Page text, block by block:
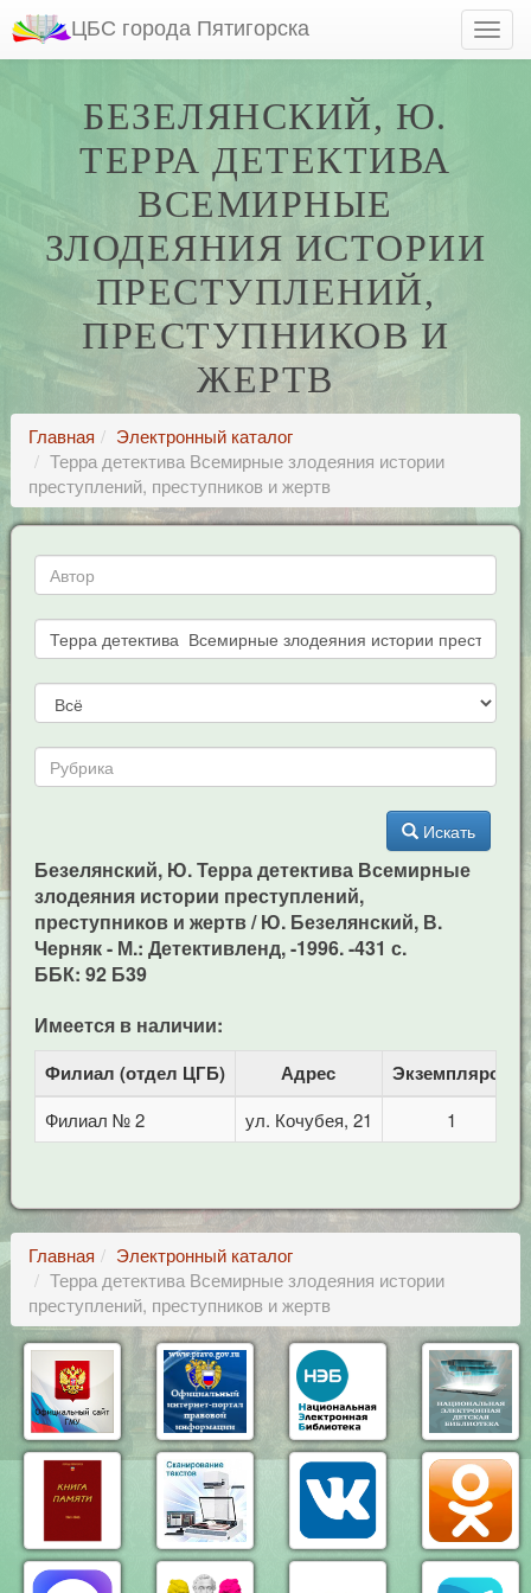
ЦБС города Пятигорска
БЕЗЕЛЯНСКИЙ, Ю.
ТЕРРА ДЕТЕКТИВА
ВСЕМИРНЫЕ
ЗЛОДЕЯНИЯ ИСТОРИИ
ПРЕСТУПЛЕНИЙ,
ПРЕСТУПНИКОВ И
ЖЕРТВ
Главная
Электронный каталог
Терра детектива Всемирные злодеяния истории
преступлений, преступников и жертв
Искать
Безелянский, Ю. Терра детектива Всемирные
злодеяния истории преступлений,
преступников и жертв / Ю. Безелянский, В.
Черняк - М.: Детективленд, -1996. -431 с.
ББК: 92 Б39
Имеется в наличии:
Филиал (отдел ЦГБ) Адрес Экземпляров
Филиал № 2 ул. Кочубея, 21 1
Главная
Электронный каталог
Терра детектива Всемирные злодеяния истории
преступлений, преступников и жертв